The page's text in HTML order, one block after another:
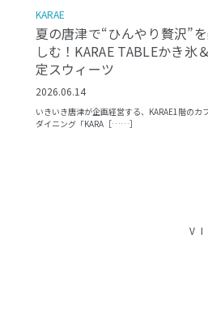
KARAE
夏の唐津で“ひんやり贅沢”
しむ！KARAE TABLEかき氷
定スウィーツ
2026.06.14
いきいき唐津が企画経営する、KARAE1階のカ
ダイニング「KARA［……］